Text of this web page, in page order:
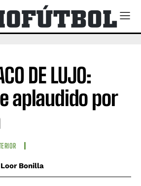
DE LUJO:
aplaudido por
Bonilla